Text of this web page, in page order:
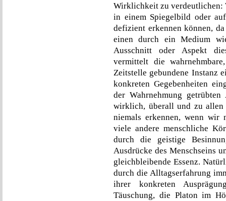
Wirklichkeit zu verdeutlichen:
in einem Spiegelbild oder
defizient erkennen können,
einen durch ein Medium
Ausschnitt oder Aspekt
vermittelt die
Zeitstelle gebundene Instanz
konkreten Gegebenheiten
der Wahrnehmung
wirklich, überall und zu allen
niemals erkennen, wenn wir
viele andere menschliche
durch die geistige
Ausdrücke des Menschseins
gleichbleibende Essenz.
durch die Alltagserfahrung
ihrer konkreten
Täuschung, die Platon im